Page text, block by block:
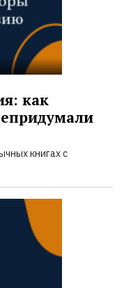
как
книгах с